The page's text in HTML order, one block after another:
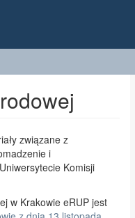
związane z
i
Komisji
w Krakowie eRUP jest